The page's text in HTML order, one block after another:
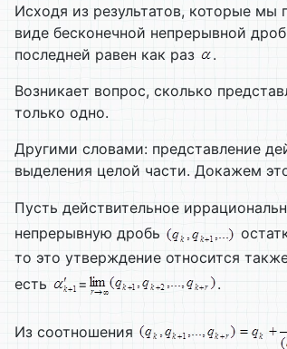
Исходя из результатов, которые
виде бесконечной непрерывной
последней равен как раз
.
Возникает вопрос, сколько
только одно.
Другими словами: представление
выделения целой части. Докажем
Пусть действительное
непрерывную дробь
то это утверждение относится
есть
= .
Из соотношения